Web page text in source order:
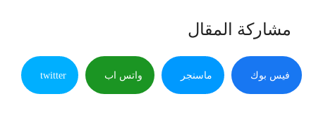
مشاركة المقال
فيس بوك ماسنجر واتس اب twitter